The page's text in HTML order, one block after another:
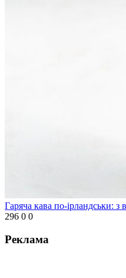
Гаряча кава по-ірландськи: з
296 0 0
Реклама